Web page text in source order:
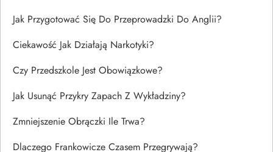
Jak Przygotować Się Do Przeprowadzki Do Anglii?
Ciekawość Jak Działają Narkotyki?
Czy Przedszkole Jest Obowiązkowe?
Jak Usunąć Przykry Zapach Z Wykładziny?
Zmniejszenie Obrączki Ile Trwa?
Dlaczego Frankowicze Czasem Przegrywają?